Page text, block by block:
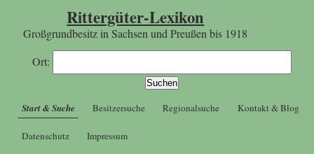
Rittergüter-Lexikon
Großgrundbesitz in Sachsen und Preußen bis 1918
Ort:
Start & Suche Besitzersuche Regionalsuche Kontakt & Blog
Datenschutz Impressum